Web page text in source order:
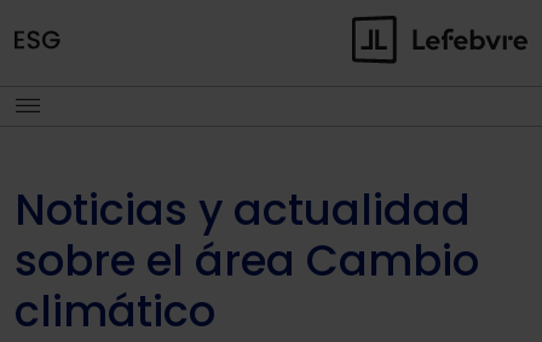
Noticias y actualidad
sobre el área Cambio
climático